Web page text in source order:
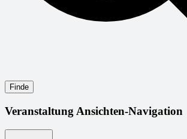
Finde
Veranstaltung Ansichten-Navigation